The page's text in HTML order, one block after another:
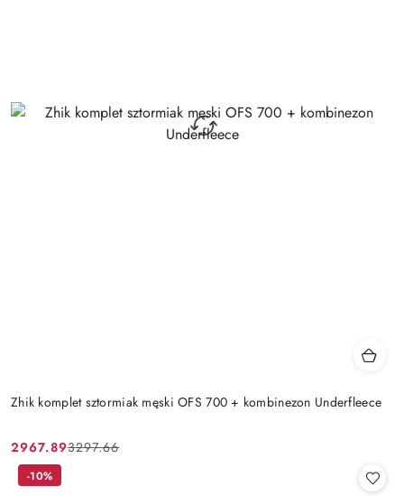
Zhik komplet sztormiak męski OFS 700 + kombinezon Underfleece
Cena
promocyjna:
2967.89
Cena
przed
3297.66
-10%